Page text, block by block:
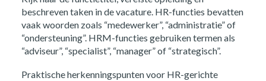
beschreven taken in de vacature. HR-functies bevatten
vaak woorden zoals “medewerker”, “administratie” of
“ondersteuning”. HRM-functies gebruiken termen als
“adviseur”, “specialist”, “manager” of “strategisch”.
Praktische herkenningspunten voor HR-gerichte